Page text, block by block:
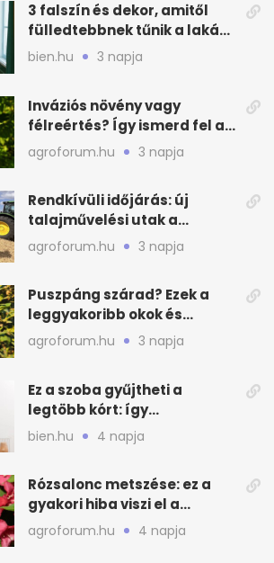
3 falszín és dekor, amitől
fülledtebbnek tűnik a lakás
nyáron
bien.hu 3 napja
Inváziós növény vagy
félreértés? Így ismerd fel a
valódi kockázatot
agroforum.hu 3 napja
Rendkívüli időjárás: új
talajművelési utak a
gazdáknak
agroforum.hu 3 napja
Puszpáng szárad? Ezek a
leggyakoribb okok és
teendők
agroforum.hu 3 napja
Ez a szoba gyűjtheti a
legtöbb kórt: így
mélytisztítsd otthon
bien.hu 4 napja
Rózsalonc metszése: ez a
gyakori hiba viszi el a
virágzást
agroforum.hu 4 napja